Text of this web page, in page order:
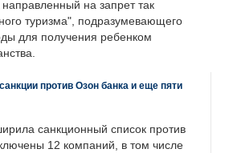
на запрет так
туризма", подразумевающего
для получения ребенком
против Озон банка и еще пяти
санкционный список против
12 компаний, в том числе